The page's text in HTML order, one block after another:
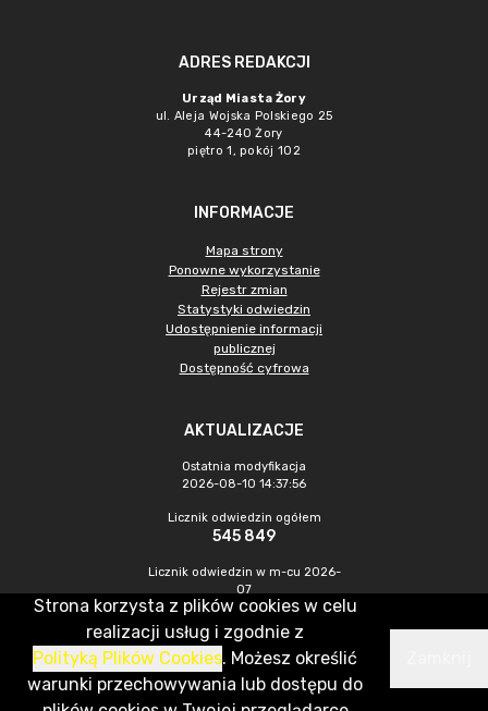
ADRES REDAKCJI
Urząd Miasta Żory
ul. Aleja Wojska Polskiego 25
44-240 Żory
piętro 1, pokój 102
INFORMACJE
Mapa strony
Ponowne wykorzystanie
Rejestr zmian
Statystyki odwiedzin
Udostępnienie informacji
publicznej
Dostępność cyfrowa
AKTUALIZACJE
Ostatnia modyfikacja
2026-08-10 14:37:56
Licznik odwiedzin ogółem
545 849
Licznik odwiedzin w m-cu 2026-
07
1 865
CMS & Hosting: Nefeni Sp. z o.o.
Strona korzysta z plików cookies w celu
realizacji usług i zgodnie z
Polityką Plików Cookies. Możesz określić
warunki przechowywania lub dostępu do